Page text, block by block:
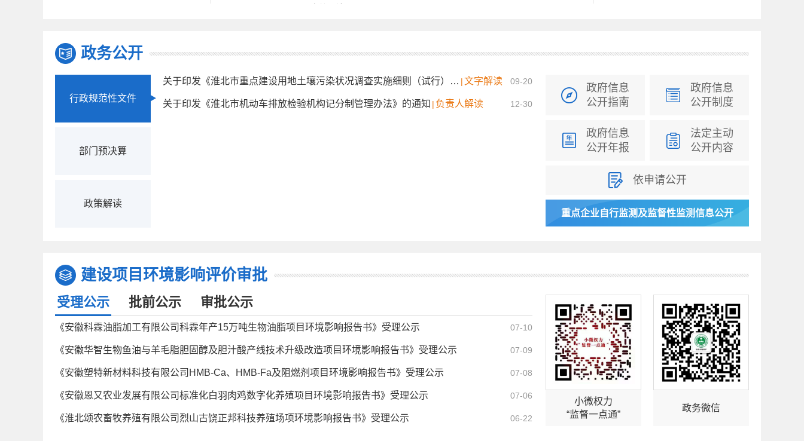
政务公开
行政规范性文件
部门预决算
政策解读
|文字解读
关于印发《淮北市重点建设用地土壤污染状况调查实施细则（试行）》的通知 09-20
| 负责人解读
关于印发《淮北市机动车排放检验机构记分制管理办法》的通知 12-30
政府信息
公开指南
政府信息
公开制度
政府信息
公开年报
法定主动
公开内容
依申请公开
重点企业自行监测及监督性监测信息公开
建设项目环境影响评价审批
受理公示 批前公示 审批公示
《安徽科霖油脂加工有限公司科霖年产15万吨生物油脂项目环境影响报告书》受理公示 07-10
《安徽华智生物鱼油与羊毛脂胆固醇及胆汁酸产线技术升级改造项目环境影响报告书》受理公示 07-09
《安徽塑特新材料科技有限公司HMB-Ca、HMB-Fa及阻燃剂项目环境影响报告书》受理公示 07-08
《安徽恩又农业发展有限公司标准化白羽肉鸡数字化养殖项目环境影响报告书》受理公示 07-06
《淮北颂农畜牧养殖有限公司烈山古饶正邦科技养殖场项环境影响报告书》受理公示 06-22
小微权力
“监督一点通”
政务微信